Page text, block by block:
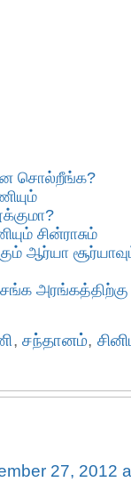
சொல்றீங்க?
சின்ராசும்
ஆர்யா
, சந்தானம்,
27, 2012